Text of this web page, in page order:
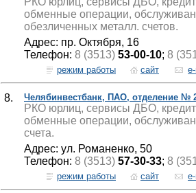
обменные операции,
обезличенных металл. счетов.
Адрес: пр. Октября, 16
Телефон: 8 (3513) 53-00-10; 8
режим работы сайт
8. Челябинвестбанк, ПАО, отделение №
РКО юрлиц, сервисы ДБО,
обменные операции,
счета.
Адрес: ул. Романенко, 50
Телефон: 8 (3513) 57-30-33; 8
режим работы сайт